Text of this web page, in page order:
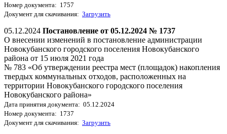
Номер документа: 1757
Документ для скачивания: Загрузить
05.12.2024 Постановление от 05.12.2024 № 1737
О внесении изменений в постановление администрации
Новокубанского городского поселения Новокубанского
района от 15 июля 2021 года
№ 783 «Об утверждении реестра мест (площадок) накопления
твердых коммунальных отходов, расположенных на
территории Новокубанского городского поселения
Новокубанского района»
Дата принятия документа: 05.12.2024
Номер документа: 1737
Документ для скачивания: Загрузить